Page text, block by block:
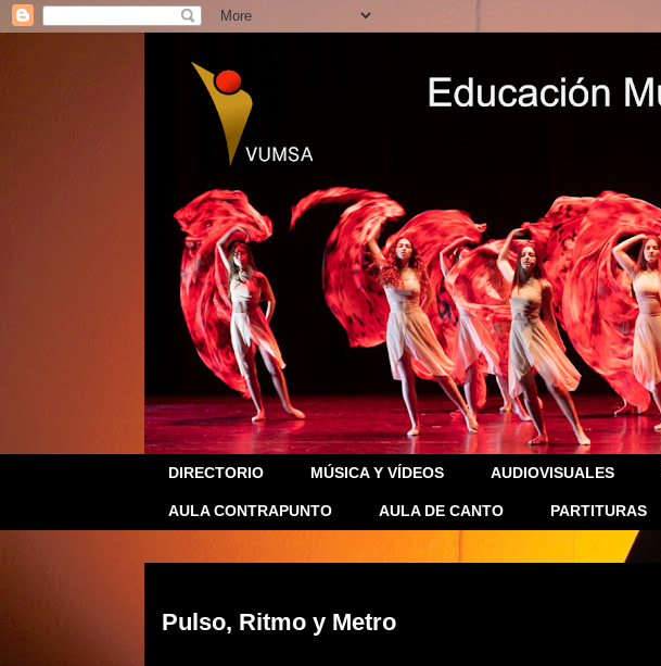
DIRECTORIO MÚSICA Y VÍDEOS AUDIOVISUALES
AULA CONTRAPUNTO AULA DE CANTO PARTITURAS
Pulso, Ritmo y Metro